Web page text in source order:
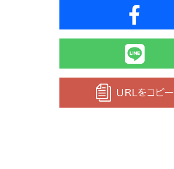
URLをコピー